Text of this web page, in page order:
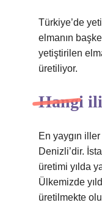
Türkiye’de
elmanın
yetiştirilen
üretiliyor.
Hangi
En yaygın
Denizli’dir.
üretimi yılda
Ülkemizde
üretilmekte